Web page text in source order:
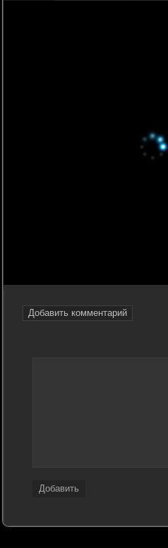
Добавить комментарий
Добавить